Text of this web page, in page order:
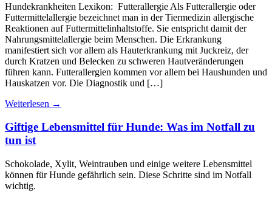
Hundekrankheiten Lexikon: Futterallergie Als Futterallergie oder
Futtermittelallergie bezeichnet man in der Tiermedizin allergische
Reaktionen auf Futtermittelinhaltstoffe. Sie entspricht damit der
Nahrungsmittelallergie beim Menschen. Die Erkrankung
manifestiert sich vor allem als Hauterkrankung mit Juckreiz, der
durch Kratzen und Belecken zu schweren Hautveränderungen
führen kann. Futterallergien kommen vor allem bei Haushunden und
Hauskatzen vor. Die Diagnostik und […]
Weiterlesen →
Giftige Lebensmittel für Hunde: Was im Notfall zu
tun ist
Schokolade, Xylit, Weintrauben und einige weitere Lebensmittel
können für Hunde gefährlich sein. Diese Schritte sind im Notfall
wichtig.